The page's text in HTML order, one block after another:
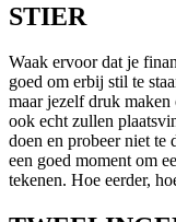
STIER
Waak ervoor dat je
goed om erbij stil te
maar jezelf druk
ook echt zullen
doen en probeer niet te
een goed moment om
tekenen. Hoe eerder,